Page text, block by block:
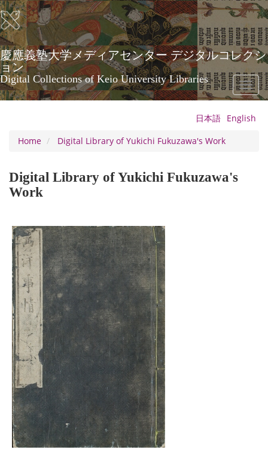
Skip
to
main
content
慶應義塾大学メディアセンター デジタルコレクシ
ョン
Digital Collections of Keio University Libraries
Toggle
日本語 English
Home
Digital Library of Yukichi Fukuzawa's Work
Digital Library of Yukichi Fukuzawa's
Work